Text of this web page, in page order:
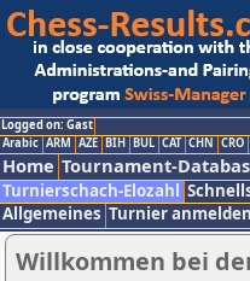
Logged on: Gast
Arabic ARM AZE BIH BUL CAT CHN CRO
Home Tournament-
Turnierschach-Elozahl
Allgemeines Turnier
Willkommen bei